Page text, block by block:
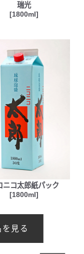
瑞光
[1800ml]
ニコ太郎紙パック
[1800ml]
見る